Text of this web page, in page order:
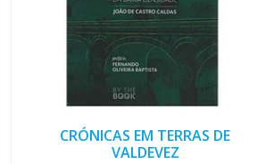
CRÓNICAS EM TERRAS DE
VALDEVEZ